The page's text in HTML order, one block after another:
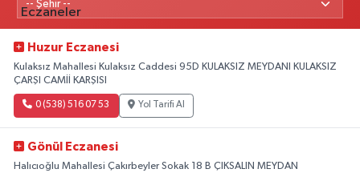
Huzur Eczanesi
Kulaksız Mahallesi Kulaksız Caddesi 95D KULAKSIZ MEYDANI KULAKSIZ
ÇARŞI CAMİİ KARŞISI
0 (538) 516 07 53 Yol Tarifi Al
Gönül Eczanesi
Halıcıoğlu Mahallesi Çakırbeyler Sokak 18 B ÇIKSALIN MEYDAN